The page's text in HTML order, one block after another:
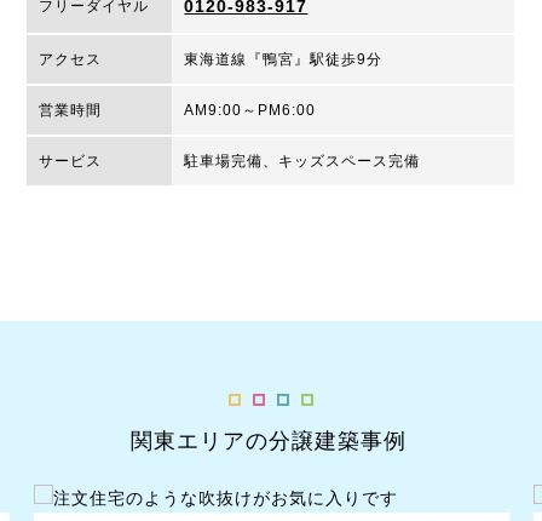
フリーダイヤル 0120-983-917
アクセス 東海道線『鴨宮』駅徒歩9分
営業時間 AM9:00～PM6:00
サービス 駐車場完備、キッズスペース完備
関東エリアの分譲建築事例